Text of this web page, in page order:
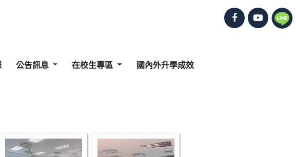
公告訊息 在校生專區 國內外升學成效